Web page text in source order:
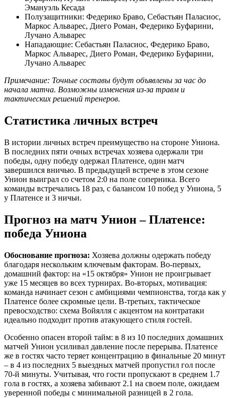
Эмануэль Кесада
Полузащитники: Федерико Браво, Себастьян Паласиос,
Маркос Альварес, Диего Роман, Федерико Буфарини,
Лучано Альварес
Нападающие: Себастьян Паласиос, Федерико Браво,
Маркос Альварес, Диего Роман, Федерико Буфарини,
Лучано Альварес
Примечание: Точные составы будут объявлены за час до
начала матча. Возможны изменения из-за травм и
тактических решений тренеров.
Статистика личных встреч
В истории личных встреч преимущество на стороне Униона.
В последних пяти очных встречах хозяева одержали три
победы, одну победу одержал Платенсе, один матч
завершился вничью. В предыдущей встрече в этом сезоне
Унион выиграл со счетом 2:0 на поле соперника. Всего
команды встречались 18 раз, с балансом 10 побед у Униона, 5
у Платенсе и 3 ничьи.
Прогноз на матч Унион – Платенсе:
победа Униона
Обоснование прогноза: Хозяева должны одержать победу
благодаря нескольким ключевым факторам. Во-первых,
домашний фактор: на «15 октября» Унион не проигрывает
уже 15 месяцев во всех турнирах. Во-вторых, мотивация:
команда начинает сезон с амбициями чемпионства, тогда как у
Платенсе более скромные цели. В-третьих, тактическое
превосходство: схема Войялля с акцентом на контратаки
идеально подходит против атакующего стиля гостей.
Особенно опасен второй тайм: в 8 из 10 последних домашних
матчей Унион усиливал давление после перерыва. Платенсе
же в гостях часто теряет концентрацию в финальные 20 минут
– в 4 из последних 5 выездных матчей пропустил гол после
70-й минуты. Учитывая, что гости пропускают в среднем 1.7
гола в гостях, а хозяева забивают 2.1 на своем поле, ожидаем
уверенной победы с минимальной разницей в 2 гола.